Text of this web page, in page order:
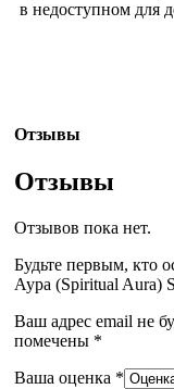
в недоступном для
Отзывы
Отзывы
Отзывов пока нет.
Будьте первым, кто
Аура (Spiritual Aura)
Ваш адрес email не
помечены *
Ваша оценка *